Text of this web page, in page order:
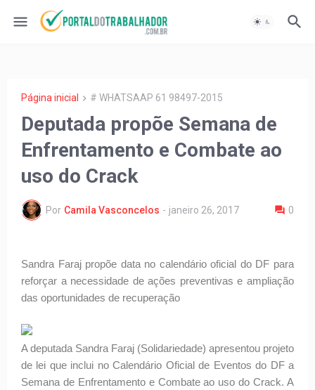
Página inicial # WHATSAAP 61 98497-2015
Deputada propõe Semana de
Enfrentamento e Combate ao
uso do Crack
Por Camila Vasconcelos - janeiro 26, 2017 0
Sandra Faraj propõe data no calendário oficial do DF para
reforçar a necessidade de ações preventivas e ampliação
das oportunidades de recuperação
A deputada Sandra Faraj (Solidariedade) apresentou projeto
de lei que inclui no Calendário Oficial de Eventos do DF a
Semana de Enfrentamento e Combate ao uso do Crack. A